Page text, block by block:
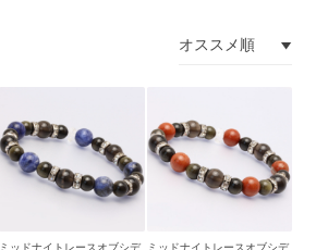
ミッドナイトレースオブシデ ミッドナイトレースオブシデ